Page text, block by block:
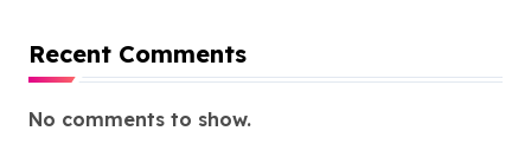
Recent Comments
No comments to show.